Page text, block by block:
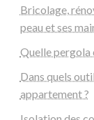
Bricolage,
peau et ses
Quelle pergola
Dans quels
appartement ?